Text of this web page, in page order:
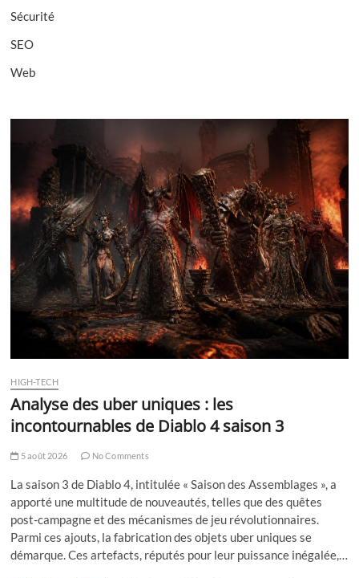
Sécurité
SEO
Web
HIGH-TECH
Analyse des uber uniques : les
incontournables de Diablo 4 saison 3
5 août 2026 No Comments
La saison 3 de Diablo 4, intitulée « Saison des Assemblages », a
apporté une multitude de nouveautés, telles que des quêtes
post-campagne et des mécanismes de jeu révolutionnaires.
Parmi ces ajouts, la fabrication des objets uber uniques se
démarque. Ces artefacts, réputés pour leur puissance inégalée,…